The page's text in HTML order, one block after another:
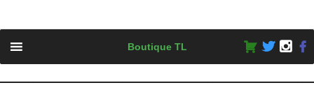
content
Boutique TL